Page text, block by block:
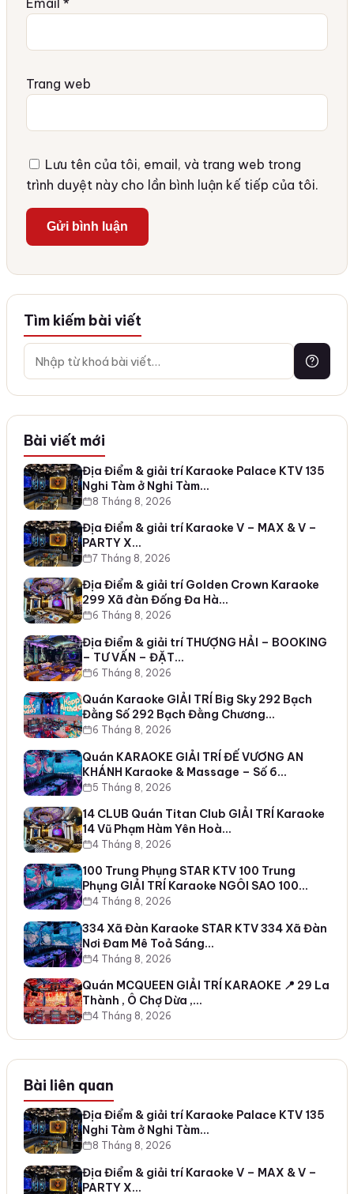
Trang web
Lưu tên của tôi, email, và trang web trong
trình duyệt này cho lần bình luận kế tiếp của tôi.
Tìm kiếm bài viết
Bài viết mới
Địa Điểm & giải trí Karaoke Palace KTV 135
Nghi Tàm ở Nghi Tàm…
8 Tháng 8, 2026
Địa Điểm & giải trí Karaoke V – MAX & V –
PARTY X…
7 Tháng 8, 2026
Địa Điểm & giải trí Golden Crown Karaoke
299 Xã đàn Đống Đa Hà…
6 Tháng 8, 2026
Địa Điểm & giải trí THƯỢNG HẢI – BOOKING
– TƯ VẤN – ĐẶT…
6 Tháng 8, 2026
Quán Karaoke GIẢI TRÍ Big Sky 292 Bạch
Đằng Số 292 Bạch Đằng Chương…
6 Tháng 8, 2026
Quán KARAOKE GIẢI TRÍ ĐẾ VƯƠNG AN
KHÁNH Karaoke & Massage – Số 6…
5 Tháng 8, 2026
14 CLUB Quán Titan Club GIẢI TRÍ Karaoke
14 Vũ Phạm Hàm Yên Hoà…
4 Tháng 8, 2026
100 Trung Phụng STAR KTV 100 Trung
Phụng GIẢI TRÍ Karaoke NGÔI SAO 100…
4 Tháng 8, 2026
334 Xã Đàn Karaoke STAR KTV 334 Xã Đàn
Nơi Đam Mê Toả Sáng…
4 Tháng 8, 2026
Quán MCQUEEN GIẢI TRÍ KARAOKE 📍 29 La
Thành , Ô Chợ Dừa ,…
4 Tháng 8, 2026
Bài liên quan
Địa Điểm & giải trí Karaoke Palace KTV 135
Nghi Tàm ở Nghi Tàm…
8 Tháng 8, 2026
Địa Điểm & giải trí Karaoke V – MAX & V –
PARTY X…